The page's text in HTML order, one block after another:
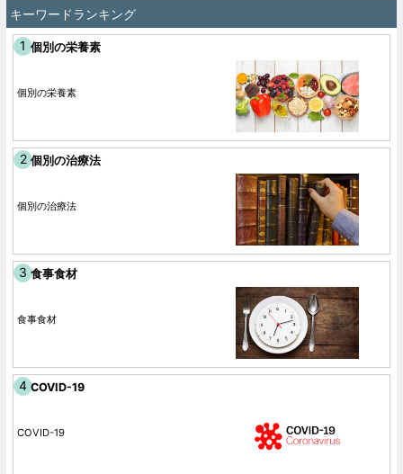
キーワードランキング
個別の栄養素
個別の栄養素
個別の治療法
個別の治療法
食事食材
食事食材
COVID-19
COVID-19